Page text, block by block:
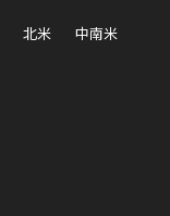
北米
中南米